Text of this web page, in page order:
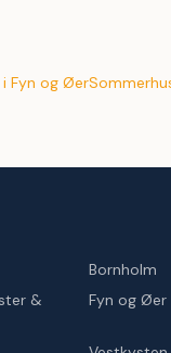
Fyn og Øer
Bornholm
&
Fyn og Øer